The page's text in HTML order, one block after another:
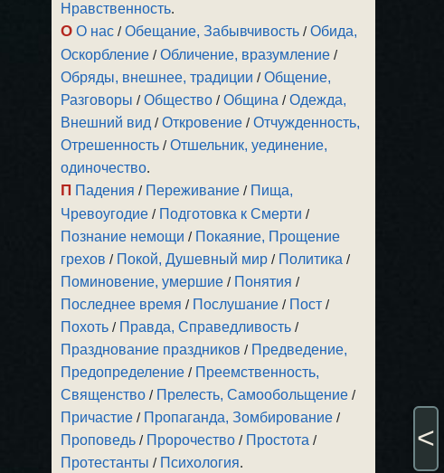
Нравственность.
О О нас /Обещание, Забывчивость /Обида,
Оскорбление /Обличение, вразумление /
Обряды, внешнее, традиции /Общение,
Разговоры /Общество /Община /Одежда,
Внешний вид /Откровение /Отчужденность,
Отрешенность /Отшельник, уединение,
одиночество.
П Падения / Переживание / Пища,
Чревоугодие / Подготовка к Смерти /
Познание немощи / Покаяние, Прощение
грехов / Покой, Душевный мир / Политика /
Поминовение, умершие / Понятия /
Последнее время / Послушание / Пост /
Похоть / Правда, Справедливость /
Празднование праздников / Предведение,
Предопределение / Преемственность,
Священство / Прелесть, Самообольщение /
Причастие / Пропаганда, Зомбирование /
Проповедь / Пророчество / Простота /
Протестанты / Психология.
<